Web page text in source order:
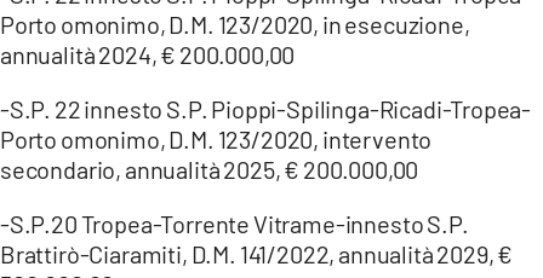
Porto omonimo, D.M. 123/2020, in esecuzione,
annualità 2024, € 200.000,00
-S.P. 22 innesto S.P. Pioppi-Spilinga-Ricadi-Tropea-
Porto omonimo, D.M. 123/2020, intervento
secondario, annualità 2025, € 200.000,00
-S.P.20 Tropea-Torrente Vitrame-innesto S.P.
Brattirò-Ciaramiti, D.M. 141/2022, annualità 2029, €